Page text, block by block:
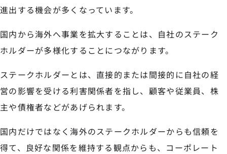
進出する機会が多くなっています。
国内から海外へ事業を拡大することは、自社のステーク
ホルダーが多様化することにつながります。
ステークホルダーとは、直接的または間接的に自社の経
営の影響を受ける利害関係者を指し、顧客や従業員、株
主や債権者などがあげられます。
国内だけではなく海外のステークホルダーからも信頼を
得て、良好な関係を維持する観点からも、コーポレート